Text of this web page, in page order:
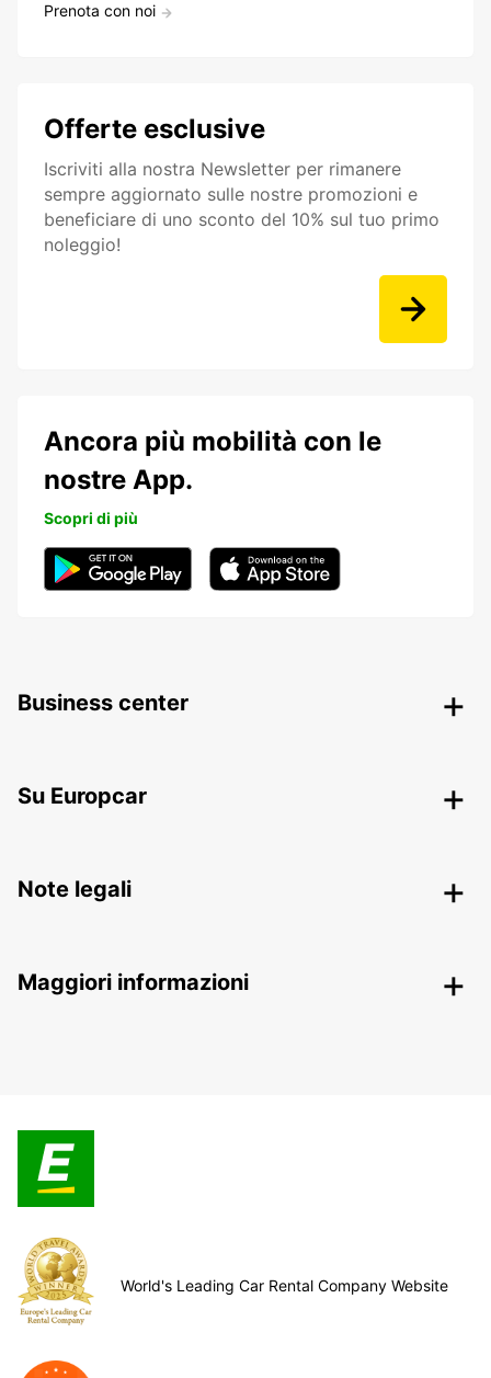
Prenota con noi
Offerte esclusive
Iscriviti alla nostra Newsletter per rimanere
sempre aggiornato sulle nostre promozioni e
beneficiare di uno sconto del 10% sul tuo primo
noleggio!
Ancora più mobilità con le
nostre App.
Scopri di più
Business center
Su Europcar
Note legali
Maggiori informazioni
World's Leading Car Rental Company Website